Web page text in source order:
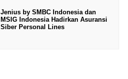
Jenius by SMBC Indonesia dan
MSIG Indonesia Hadirkan Asuransi
Siber Personal Lines